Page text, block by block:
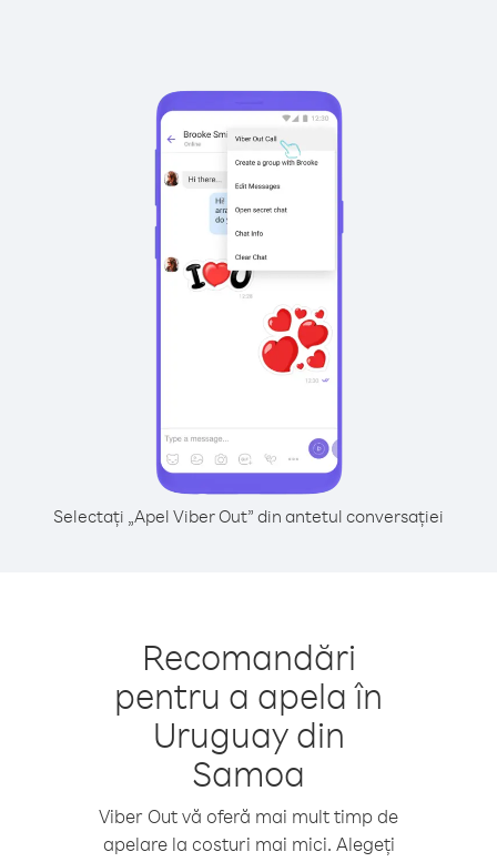
Selectați „Apel Viber Out” din antetul conversației
Recomandări
pentru a apela în
Uruguay din
Samoa
Viber Out vă oferă mai mult timp de
apelare la costuri mai mici. Alegeți